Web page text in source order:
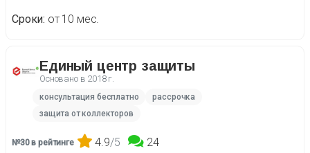
Сроки от 10 мес.
Единый центр защиты
Основано в 2018 г.
консультация бесплатно
рассрочка
защита от коллекторов
№30 в рейтинге 4.9/5 24